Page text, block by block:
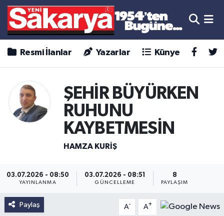
Resmi İlanlar Yazarlar Künye
ŞEHİR BÜYÜRKEN
RUHUNU
KAYBETMESİN
HAMZA KURIŞ
03.07.2026 - 08:50
YAYINLANMA
03.07.2026 - 08:51
GÜNCELLEME
8
PAYLAŞIM
Paylaş A- A+